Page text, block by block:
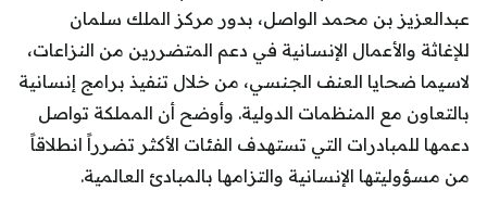
عبدالعزيز بن محمد الواصل، بدور مركز الملك سلمان
للإغاثة والأعمال الإنسانية في دعم المتضررين من النزاعات،
لاسيما ضحايا العنف الجنسي، من خلال تنفيذ برامج إنسانية
بالتعاون مع المنظمات الدولية. وأوضح أن المملكة تواصل
دعمها للمبادرات التي تستهدف الفئات الأكثر تضرراً انطلاقاً
من مسؤوليتها الإنسانية والتزامها بالمبادئ العالمية.